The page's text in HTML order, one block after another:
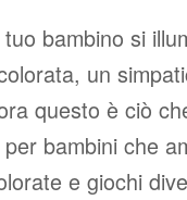
bambino si
un
questo è ciò
bambini che
e giochi